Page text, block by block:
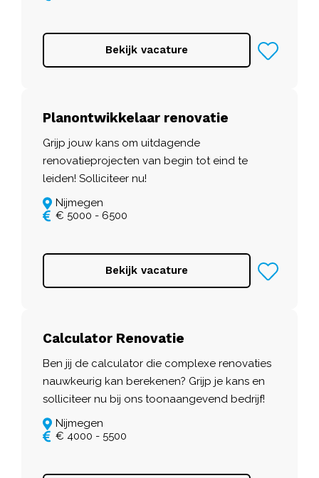
Bekijk vacature
Planontwikkelaar renovatie
Grijp jouw kans om uitdagende
renovatieprojecten van begin tot eind te
leiden! Solliciteer nu!
Nijmegen
€ 5000 - 6500
Bekijk vacature
Calculator Renovatie
Ben jij de calculator die complexe renovaties
nauwkeurig kan berekenen? Grijp je kans en
solliciteer nu bij ons toonaangevend bedrijf!
Nijmegen
€ 4000 - 5500